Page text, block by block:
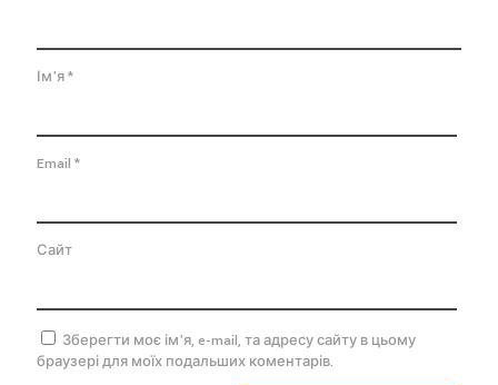
Ім'я*
Email *
Сайт
Зберегти моє ім'я, e-mail, та адресу сайту в цьому
браузері для моїх подальших коментарів.